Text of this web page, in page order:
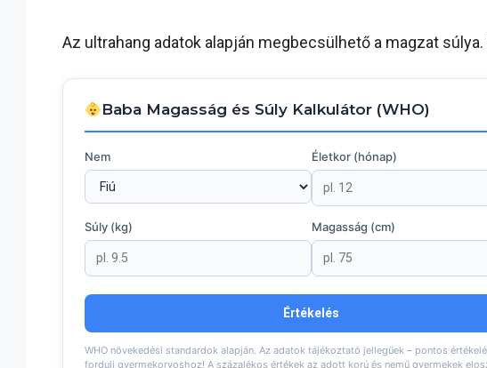
Az ultrahang adatok alapján megbecsülhető a magzat
Baba Magasság és Súly Kalkulátor (WHO)
Nem Életkor (hónap)
Súly (kg) Magasság (cm)
Értékelés
WHO növekedési standardok alapján. Az adatok tájékoztató jellegűek – pontos
fordulj gyermekorvoshoz! A százalékos értékek az adott korú és nemű gyermekek